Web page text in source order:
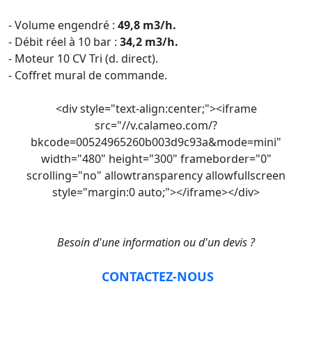
- Volume engendré : 49,8 m3/h.
- Débit réel à 10 bar : 34,2 m3/h.
- Moteur 10 CV Tri (d. direct).
- Coffret mural de commande.
<div style="text-align:center;"><iframe
src="//v.calameo.com/?
bkcode=00524965260b003d9c93a&mode=mini"
width="480" height="300" frameborder="0"
scrolling="no" allowtransparency allowfullscreen
style="margin:0 auto;"></iframe></div>
Besoin d'une information ou d'un devis ?
CONTACTEZ-NOUS